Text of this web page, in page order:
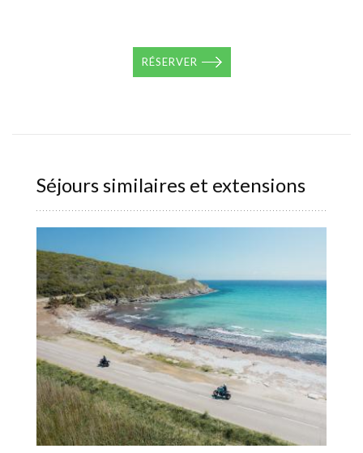
RÉSERVER
Séjours similaires et extensions